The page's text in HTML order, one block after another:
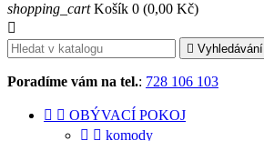
shopping_cart Košík 0 (0,00 Kč)

 Vyhledávání
Poradíme vám na tel.: 728 106 103
  OBÝVACÍ POKOJ
  komody